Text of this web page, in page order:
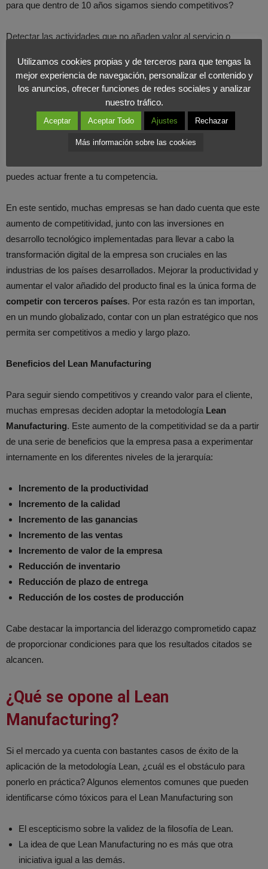
para que dentro de 10 años sigamos siendo competitivos?
Detectar las actividades que no añaden valor al servicio o
lean manufacturingse valora como una herramienta de mejora
competitiva creando valor añadido al servicio o producto,
detectando y eliminando actividades innecesarias.
Si te encuentras en situación de querer mejorar la competitividad
Matrizimpulsada por elGrupo RMG
puedes actuar frente a tu competencia.
En este sentido, muchas empresas se han dado cuenta que este
aumento de competitividad, junto con las inversiones en
desarrollo tecnológico implementadas para llevar a cabo la
transformación digital de la empresa son cruciales en las
industrias de los países desarrollados. Mejorar la productividad y
aumentar el valor añadido del producto final es la única forma de
competir con terceros países. Por esta razón es tan importan,
en un mundo globalizado, contar con un plan estratégico que nos
permita ser competitivos a medio y largo plazo.
Beneficios del Lean Manufacturing
Para seguir siendo competitivos y creando valor para el cliente,
muchas empresas deciden adoptar la metodología Lean
Manufacturing. Este aumento de la competitividad se da a partir
de una serie de beneficios que la empresa pasa a experimentar
internamente en los diferentes niveles de la jerarquía:
Incremento de la productividad
Incremento de la calidad
Incremento de las ganancias
Incremento de las ventas
Incremento de valor de la empresa
Reducción de inventario
Reducción de plazo de entrega
Reducción de los costes de producción
Cabe destacar la importancia del liderazgo comprometido capaz
de proporcionar condiciones para que los resultados citados se
alcancen.
¿Qué se opone al Lean
Manufacturing?
Si el mercado ya cuenta con bastantes casos de éxito de la
aplicación de la metodología Lean, ¿cuál es el obstáculo para
ponerlo en práctica? Algunos elementos comunes que pueden
identificarse cómo tóxicos para el Lean Manufacturing son
El escepticismo sobre la validez de la filosofía de Lean.
La idea de que Lean Manufacturing no es más que otra
iniciativa igual a las demás.
Utilizamos cookies propias y de terceros para que tengas la
mejor experiencia de navegación, personalizar el contenido y
los anuncios, ofrecer funciones de redes sociales y analizar
nuestro tráfico.
Aceptar Aceptar Todo Ajustes Rechazar
Más información sobre las cookies